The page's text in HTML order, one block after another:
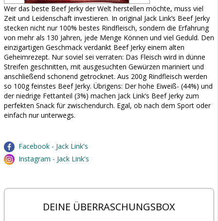
Wer das beste Beef Jerky der Welt herstellen möchte, muss viel
Zeit und Leidenschaft investieren. In original Jack Link‘s Beef Jerky
stecken nicht nur 100% bestes Rindfleisch, sondern die Erfahrung
von mehr als 130 Jahren, jede Menge Können und viel Geduld. Den
einzigartigen Geschmack verdankt Beef Jerky einem alten
Geheimrezept. Nur soviel sei verraten: Das Fleisch wird in dünne
Streifen geschnitten, mit ausgesuchten Gewürzen mariniert und
anschließend schonend getrocknet. Aus 200g Rindfleisch werden
so 100g feinstes Beef Jerky. Übrigens: Der hohe Eiweiß- (44%) und
der niedrige Fettanteil (3%) machen Jack Link’s Beef Jerky zum
perfekten Snack für zwischendurch. Egal, ob nach dem Sport oder
einfach nur unterwegs.
Facebook - Jack Link's
Instagram - Jack Link's
DEINE ÜBERRASCHUNGSBOX